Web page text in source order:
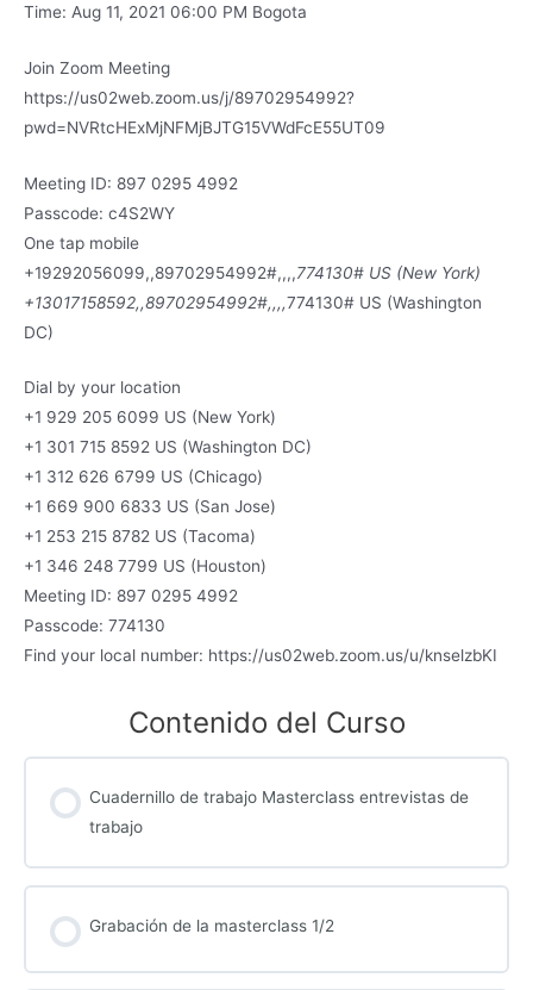
Time: Aug 11, 2021 06:00 PM Bogota
Join Zoom Meeting
https://us02web.zoom.us/j/89702954992?
pwd=NVRtcHExMjNFMjBJTG15VWdFcE55UT09
Meeting ID: 897 0295 4992
Passcode: c4S2WY
One tap mobile
+19292056099,,89702954992#,,,,774130# US (New York)
+13017158592,,89702954992#,,,,774130# US (Washington
DC)
Dial by your location
+1 929 205 6099 US (New York)
+1 301 715 8592 US (Washington DC)
+1 312 626 6799 US (Chicago)
+1 669 900 6833 US (San Jose)
+1 253 215 8782 US (Tacoma)
+1 346 248 7799 US (Houston)
Meeting ID: 897 0295 4992
Passcode: 774130
Find your local number: https://us02web.zoom.us/u/knselzbKI
Contenido del Curso
Cuadernillo de trabajo Masterclass entrevistas de
trabajo
Grabación de la masterclass 1/2